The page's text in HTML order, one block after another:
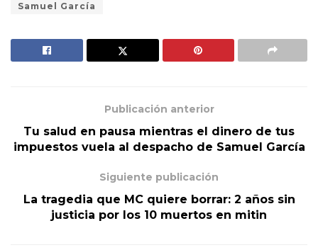
Samuel García
Publicación anterior
Tu salud en pausa mientras el dinero de tus
impuestos vuela al despacho de Samuel García
Siguiente publicación
La tragedia que MC quiere borrar: 2 años sin
justicia por los 10 muertos en mitin